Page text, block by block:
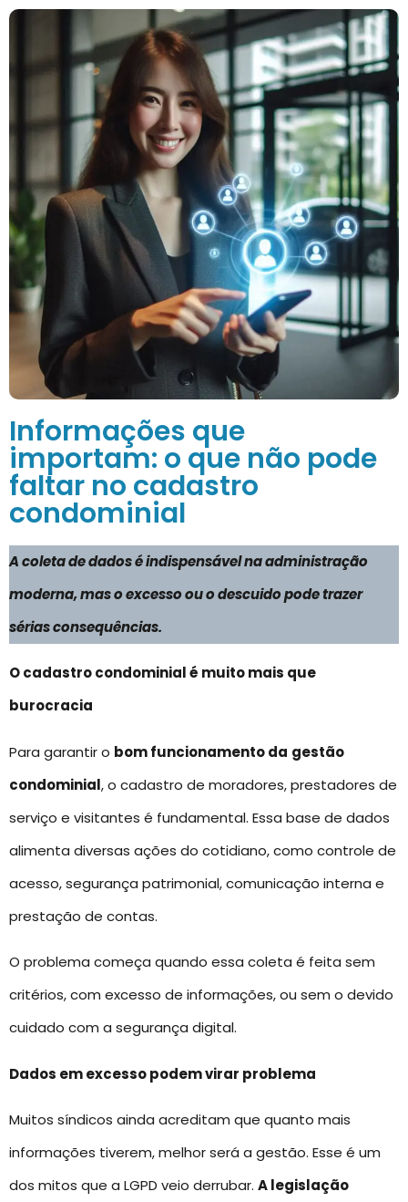
Informações que
importam: o que não pode
faltar no cadastro
condominial
A coleta de dados é indispensável na administração
moderna, mas o excesso ou o descuido pode trazer
sérias consequências.
O cadastro condominial é muito mais que
burocracia
Para garantir o bom funcionamento da gestão
condominial, o cadastro de moradores, prestadores de
serviço e visitantes é fundamental. Essa base de dados
alimenta diversas ações do cotidiano, como controle de
acesso, segurança patrimonial, comunicação interna e
prestação de contas.
O problema começa quando essa coleta é feita sem
critérios, com excesso de informações, ou sem o devido
cuidado com a segurança digital.
Dados em excesso podem virar problema
Muitos síndicos ainda acreditam que quanto mais
informações tiverem, melhor será a gestão. Esse é um
dos mitos que a LGPD veio derrubar. A legislação